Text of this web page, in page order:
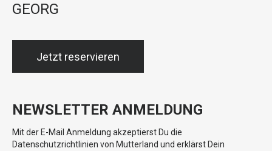
GEORG
Jetzt reservieren
NEWSLETTER ANMELDUNG
Mit der E-Mail Anmeldung akzeptierst Du die
Datenschutzrichtlinien von Mutterland und erklärst Dein